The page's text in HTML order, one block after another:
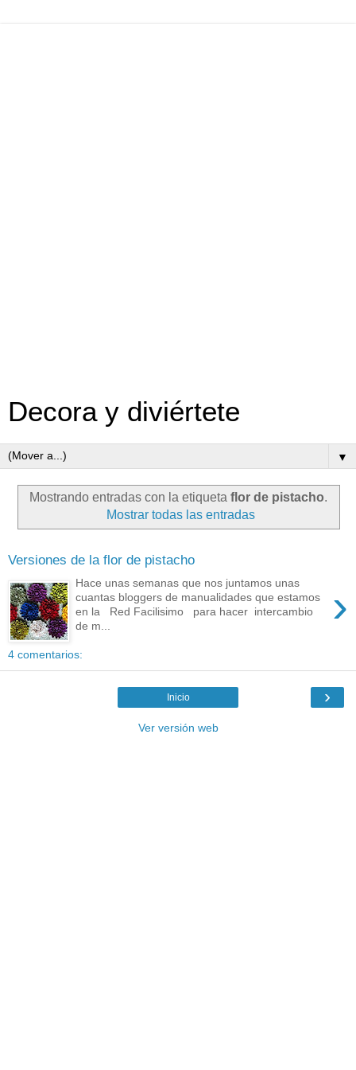
Decora y diviértete
▼
Mostrando entradas con la etiqueta flor de pistacho.
Mostrar todas las entradas
Versiones de la flor de pistacho
›
Hace unas semanas que nos juntamos unas
cuantas bloggers de manualidades que estamos
en la Red Facilisimo para hacer intercambio
de m...
4 comentarios:
›
Inicio
Ver versión web